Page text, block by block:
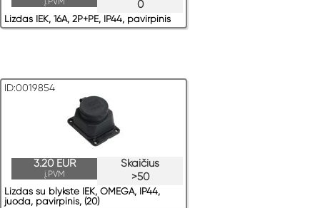
0
Lizdas IEK, 16A, 2P+PE, IP44, pavirрinis
ID:0019854
Skaičius
>50
3.20 EUR
į.PVM
Lizdas su blykste IEK, OMEGA, IP44,
juoda, pavirрinis, (20)